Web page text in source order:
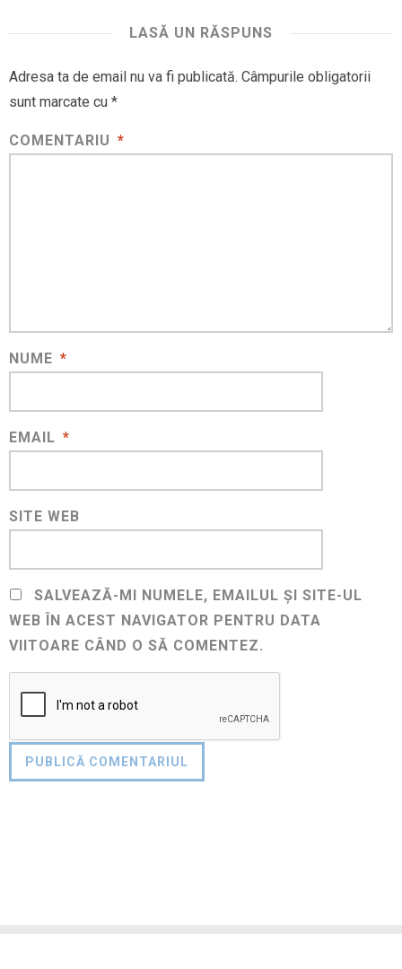
LASĂ UN RĂSPUNS
Adresa ta de email nu va fi publicată. Câmpurile obligatorii
sunt marcate cu *
COMENTARIU *
NUME *
EMAIL *
SITE WEB
SALVEAZĂ-MI NUMELE, EMAILUL ȘI SITE-UL
WEB ÎN ACEST NAVIGATOR PENTRU DATA
VIITOARE CÂND O SĂ COMENTEZ.